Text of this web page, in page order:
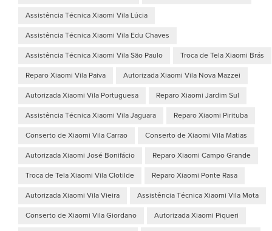
Assistência Técnica Xiaomi Vila Lúcia
Assistência Técnica Xiaomi Vila Edu Chaves
Assistência Técnica Xiaomi Vila São Paulo Troca de Tela Xiaomi Brás
Reparo Xiaomi Vila Paiva Autorizada Xiaomi Vila Nova Mazzei
Autorizada Xiaomi Vila Portuguesa Reparo Xiaomi Jardim Sul
Assistência Técnica Xiaomi Vila Jaguara Reparo Xiaomi Pirituba
Conserto de Xiaomi Vila Carrao Conserto de Xiaomi Vila Matias
Autorizada Xiaomi José Bonifácio Reparo Xiaomi Campo Grande
Troca de Tela Xiaomi Vila Clotilde Reparo Xiaomi Ponte Rasa
Autorizada Xiaomi Vila Vieira Assistência Técnica Xiaomi Vila Mota
Conserto de Xiaomi Vila Giordano Autorizada Xiaomi Piqueri